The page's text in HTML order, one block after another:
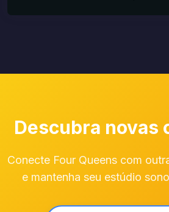
Descubra novas
Conecte Four Queens com
e mantenha seu estúdio